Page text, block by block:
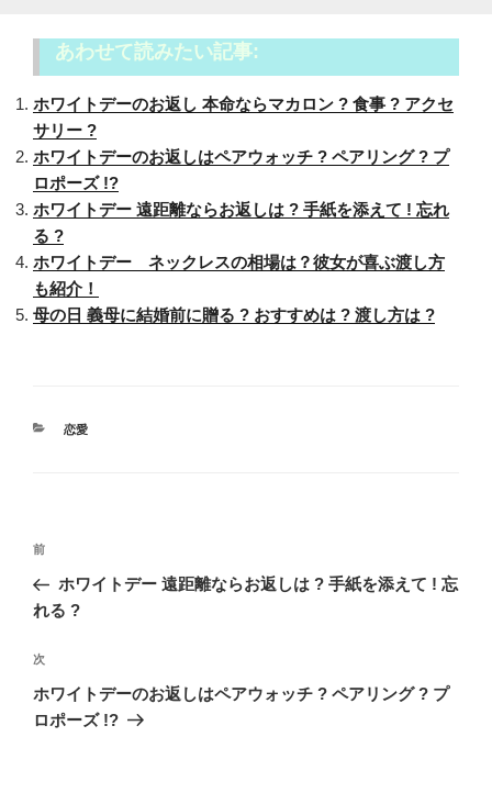
あわせて読みたい記事:
ホワイトデーのお返し 本命ならマカロン ? 食事 ? アクセ
サリー ?
ホワイトデーのお返しはペアウォッチ ? ペアリング ? プ
ロポーズ !?
ホワイトデー 遠距離ならお返しは ? 手紙を添えて ! 忘れ
る ?
ホワイトデー ネックレスの相場は？彼女が喜ぶ渡し方
も紹介！
母の日 義母に結婚前に贈る ? おすすめは ? 渡し方は ?
カ
恋愛
投
ナ
ゲ
ー
シ
過
去
の
稿
前
ホワイトデー 遠距離ならお返しは ? 手紙を添えて ! 忘
れる ?
次
の
投
次
ホワイトデーのお返しはペアウォッチ ? ペアリング ? プ
ロポーズ !?